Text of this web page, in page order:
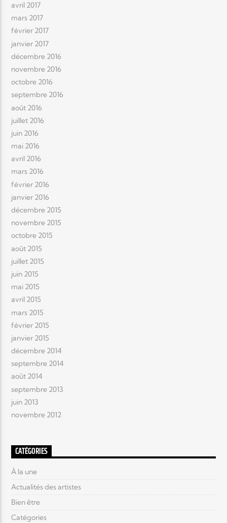
avril 2017
mars 2017
février 2017
janvier 2017
décembre 2016
novembre 2016
octobre 2016
septembre 2016
août 2016
juillet 2016
juin 2016
mai 2016
avril 2016
mars 2016
février 2016
janvier 2016
décembre 2015
novembre 2015
octobre 2015
août 2015
juillet 2015
juin 2015
mai 2015
avril 2015
mars 2015
février 2015
janvier 2015
décembre 2014
septembre 2014
août 2014
septembre 2013
juin 2013
novembre 2012
CATÉGORIES
À la une
Actualités des artistes
Bien être
Catégories